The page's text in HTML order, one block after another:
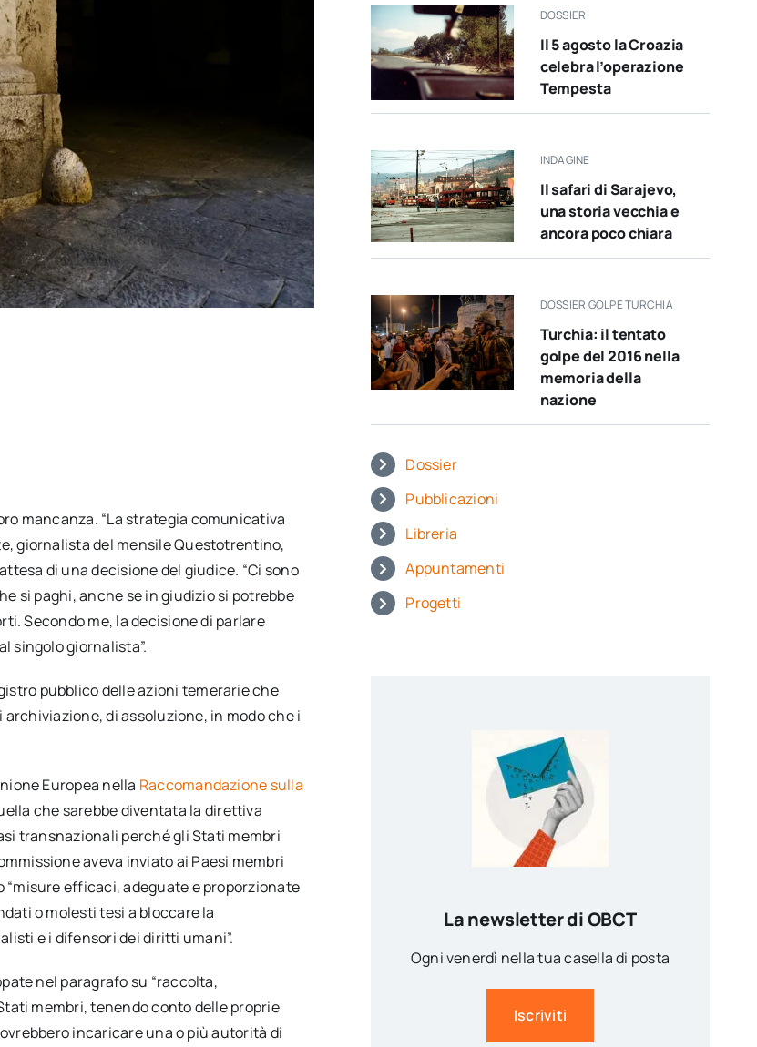
mancanza. “La strategia comunicativa
giornalista del mensile Questotrentino,
di una decisione del giudice. “Ci sono
si paghi, anche se in giudizio si potrebbe
Secondo me, la decisione di parlare
singolo giornalista”.
pubblico delle azioni temerarie che
di assoluzione, in modo che i
Europea nella Raccomandazione sulla
che sarebbe diventata la direttiva
transnazionali perché gli Stati membri
aveva inviato ai Paesi membri
efficaci, adeguate e proporzionate
o molesti tesi a bloccare la
e i difensori dei diritti umani”.
nel paragrafo su “raccolta,
membri, tenendo conto delle proprie
incaricare una o più autorità di
DOSSIER
Il 5 agosto la Croazia
celebra l’operazione
Tempesta
INDAGINE
Il safari di Sarajevo,
una storia vecchia e
ancora poco chiara
DOSSIER GOLPE TURCHIA
Turchia: il tentato
golpe del 2016 nella
memoria della
nazione
Dossier
Pubblicazioni
Libreria
Appuntamenti
Progetti
La newsletter di OBCT
Ogni venerdì nella tua casella di posta
Iscriviti